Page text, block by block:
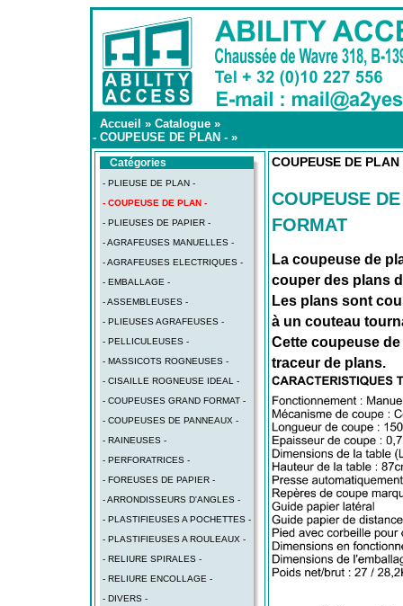
Accueil » Catalogue »
- COUPEUSE DE PLAN - »
Catégories
- PLIEUSE DE PLAN -
- COUPEUSE DE PLAN -
- PLIEUSES DE PAPIER -
- AGRAFEUSES MANUELLES -
- AGRAFEUSES ELECTRIQUES -
- EMBALLAGE -
- ASSEMBLEUSES -
- PLIEUSES AGRAFEUSES -
- PELLICULEUSES -
- MASSICOTS ROGNEUSES -
- CISAILLE ROGNEUSE IDEAL -
- COUPEUSES GRAND FORMAT -
- COUPEUSES DE PANNEAUX -
- RAINEUSES -
- PERFORATRICES -
- FOREUSES DE PAPIER -
- ARRONDISSEURS D'ANGLES -
- PLASTIFIEUSES A POCHETTES -
- PLASTIFIEUSES A ROULEAUX -
- RELIURE SPIRALES -
- RELIURE ENCOLLAGE -
- DIVERS -
COUPEUSE DE
COUPEUSE
FORMAT
La coupeuse de
couper des plans
Les plans sont
à un couteau
Cette coupeuse
traceur de plans.